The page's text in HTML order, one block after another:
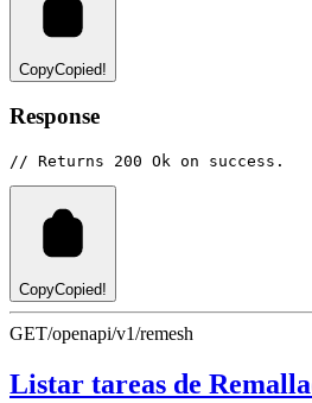
CopyCopied!
Response
// Returns 200 Ok on success.
CopyCopied!
GET/openapi/v1/remesh
Listar tareas de